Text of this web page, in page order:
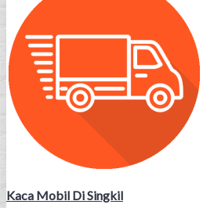
Kaca Mobil Di Singkil